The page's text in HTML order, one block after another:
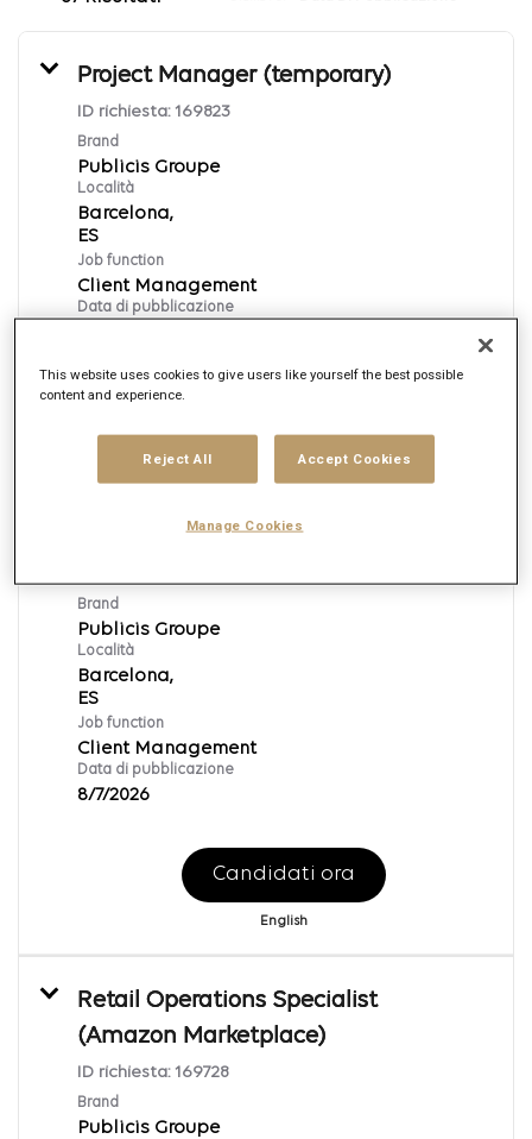
Project Manager (temporary)
ID richiesta: 169823
Brand
Publicis Groupe
Località
Barcelona,
Job function
Client Management
Data di pubblicazione
English
Account Manager
Brand
Publicis Groupe
Località
Barcelona,
Job function
Client Management
Data di pubblicazione
8/7/2026
Candidati ora
English
Retail Operations Specialist
(Amazon Marketplace)
ID richiesta: 169728
Brand
Publicis Groupe
This website uses cookies to give users like yourself the best possible
content and experience.
Reject All Accept Cookies
Manage Cookies